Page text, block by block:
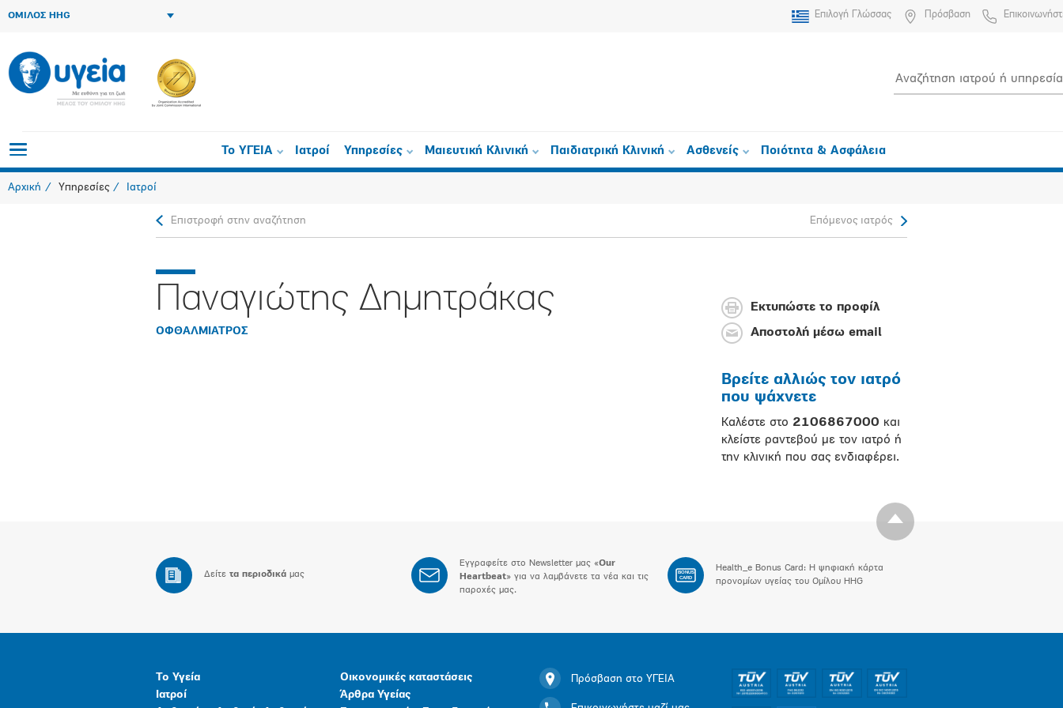
ΟΜΙΛΟΣ HHG Επιλογή Γλώσσας Πρόσβαση
Το ΥΓΕΙΑ Ιατροί Υπηρεσίες Μαιευτική Κλινική Παιδιατρική Κλινική Ασθενείς Ποιότητα & Ασφάλεια
Αρχική Υπηρεσίες Ιατροί
Επιστροφή στην αναζήτηση Επόμενος ιατρός
Παναγιώτης Δημητράκας
ΟΦΘΑΛΜΙΑΤΡΟΣ
Εκτυπώστε το προφίλ
Αποστολή μέσω email
Βρείτε αλλιώς τον ιατρό
που ψάχνετε
Καλέστε στο 2106867000 και
κλείστε ραντεβού με τον ιατρό ή
την κλινική που σας ενδιαφέρει.
Δείτε τα περιοδικά μας
Εγγραφείτε στο Newsletter μας «Our
Heartbeat» για να λαμβάνετε τα νέα και τις
παροχές μας.
BONUS
CARD
Health_e Bonus Card: H ψηφιακή κάρτα
προνομίων υγείας του Ομίλου HHG
Το Υγεία
Ιατροί
Οικονομικές καταστάσεις
Άρθρα Υγείας
Πρόσβαση στο ΥΓΕΙΑ